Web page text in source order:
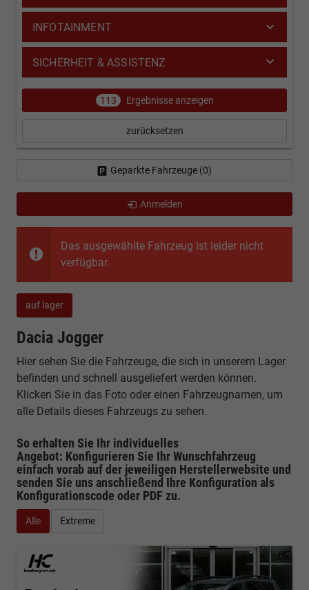
Das ausgewählte Fahrzeug ist leider nicht
verfügbar.
auf lager
Dacia Jogger
Hier sehen Sie die Fahrzeuge, die sich in unserem Lager
befinden und schnell ausgeliefert werden können.
Klicken Sie in das Foto oder einen Fahrzeugnamen, um
alle Details dieses Fahrzeugs zu sehen.
So erhalten Sie Ihr individuelles
Angebot: Konfigurieren Sie Ihr Wunschfahrzeug
einfach vorab auf der jeweiligen Herstellerwebsite und
senden Sie uns anschließend Ihre Konfiguration als
Konfigurationscode oder PDF zu.
Alle Extreme
INFOTAINMENT
SICHERHEIT & ASSISTENZ
113 Ergebnisse anzeigen
zurücksetzen
Geparkte Fahrzeuge (0)
Anmelden